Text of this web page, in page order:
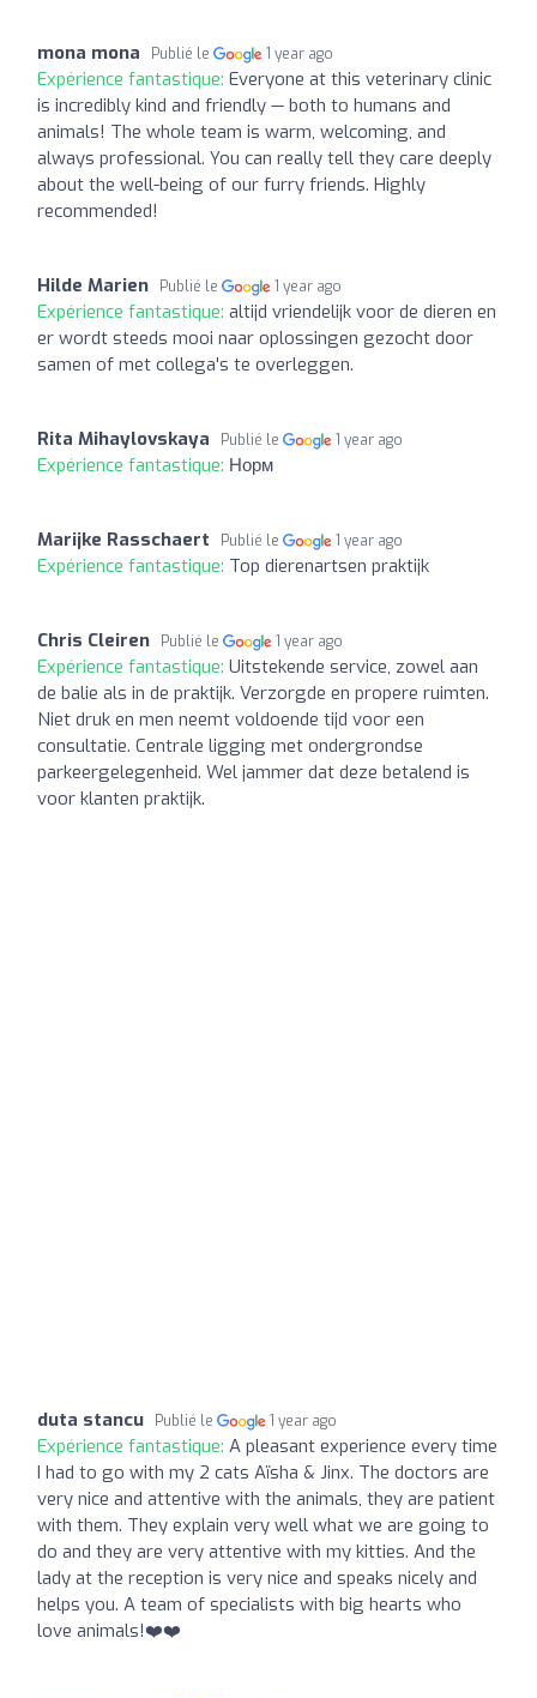
mona mona Publié le 1 year ago
Expérience fantastique: Everyone at this veterinary clinic
is incredibly kind and friendly — both to humans and
animals! The whole team is warm, welcoming, and
always professional. You can really tell they care deeply
about the well-being of our furry friends. Highly
recommended!
Hilde Marien Publié le 1 year ago
Expérience fantastique: altijd vriendelijk voor de dieren en
er wordt steeds mooi naar oplossingen gezocht door
samen of met collega's te overleggen.
Rita Mihaylovskaya Publié le 1 year ago
Expérience fantastique: Норм
Marijke Rasschaert Publié le 1 year ago
Expérience fantastique: Top dierenartsen praktijk
Chris Cleiren Publié le 1 year ago
Expérience fantastique: Uitstekende service, zowel aan
de balie als in de praktijk. Verzorgde en propere ruimten.
Niet druk en men neemt voldoende tijd voor een
consultatie. Centrale ligging met ondergrondse
parkeergelegenheid. Wel jammer dat deze betalend is
voor klanten praktijk.
duta stancu Publié le 1 year ago
Expérience fantastique: A pleasant experience every time
I had to go with my 2 cats Aïsha & Jinx. The doctors are
very nice and attentive with the animals, they are patient
with them. They explain very well what we are going to
do and they are very attentive with my kitties. And the
lady at the reception is very nice and speaks nicely and
helps you. A team of specialists with big hearts who
love animals!❤️❤️